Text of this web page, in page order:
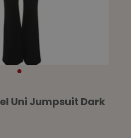
Uni Jumpsuit Dark